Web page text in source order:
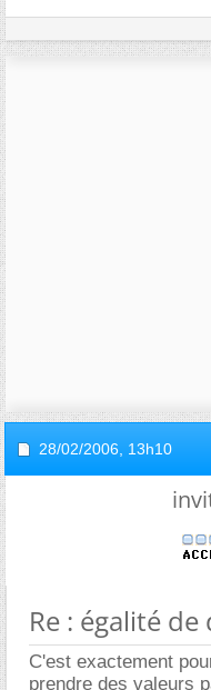
28/02/2006, 13h10
Re : égalité
C'est exactement
prendre des valeurs